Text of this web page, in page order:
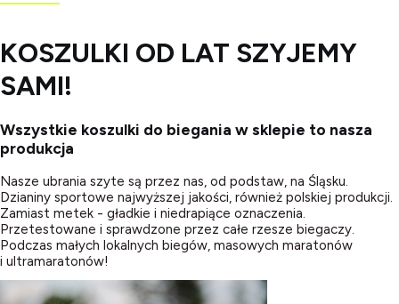
KOSZULKI OD LAT SZYJEMY
SAMI!
Wszystkie koszulki do biegania w sklepie to nasza
produkcja
Nasze ubrania szyte są przez nas, od podstaw, na Śląsku.
Dzianiny sportowe najwyższej jakości, również polskiej produkcji.
Zamiast metek - gładkie i niedrapiące oznaczenia.
Przetestowane i sprawdzone przez całe rzesze biegaczy.
Podczas małych lokalnych biegów, masowych maratonów
i ultramaratonów!